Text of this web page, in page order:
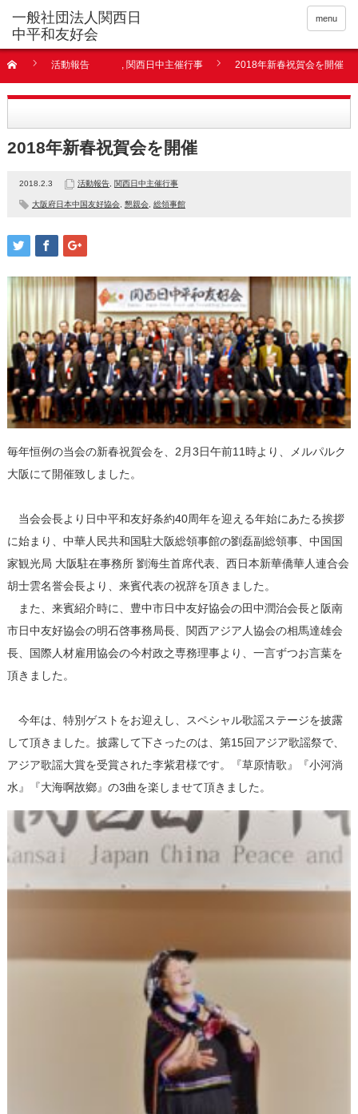
menu
活動報告 , 関西日中主催行事 2018年新春祝賀会を開催
2018年新春祝賀会を開催
2018.2.3 活動報告, 関西日中主催行事
大阪府日本中国友好協会, 懇親会, 総領事館
毎年恒例の当会の新春祝賀会を、2月3日午前11時より、メルパルク
大阪にて開催致しました。
当会会長より日中平和友好条約40周年を迎える年始にあたる挨拶
に始まり、中華人民共和国駐大阪総領事館の劉磊副総領事、中国国
家観光局 大阪駐在事務所 劉海生首席代表、西日本新華僑華人連合会
胡士雲名誉会長より、来賓代表の祝辞を頂きました。
また、来賓紹介時に、豊中市日中友好協会の田中潤治会長と阪南
市日中友好協会の明石啓事務局長、関西アジア人協会の相馬達雄会
長、国際人材雇用協会の今村政之専務理事より、一言ずつお言葉を
頂きました。
今年は、特別ゲストをお迎えし、スペシャル歌謡ステージを披露
して頂きました。披露して下さったのは、第15回アジア歌謡祭で、
アジア歌謡大賞を受賞された李紫君様です。『草原情歌』『小河淌
水』『大海啊故鄉』の3曲を楽しませて頂きました。